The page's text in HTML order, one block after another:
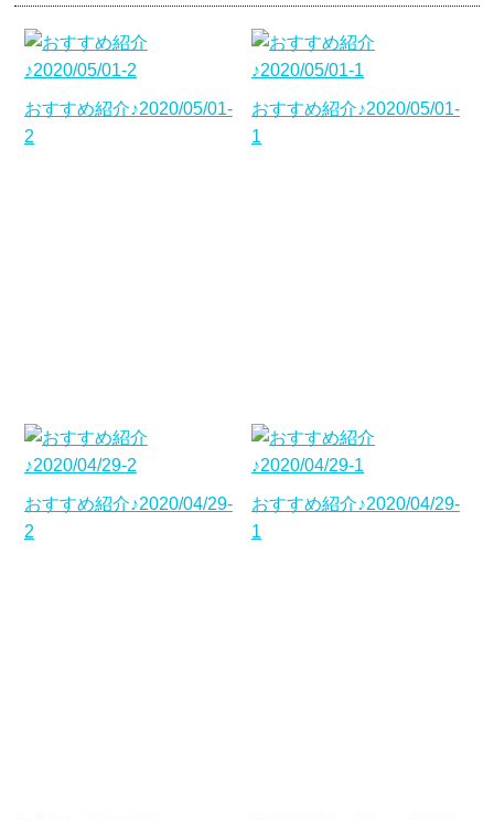
おすすめ紹介♪2020/05/01-
2
おすすめ紹介♪2020/05/01-
1
おすすめ紹介♪2020/04/29-
2
おすすめ紹介♪2020/04/29-
1